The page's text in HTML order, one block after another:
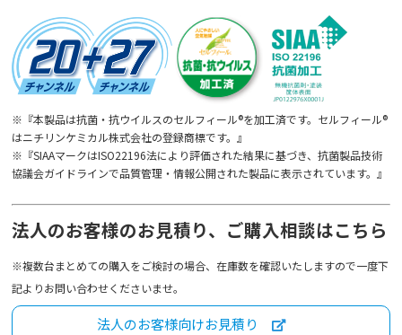
※『本製品は抗菌・抗ウイルスのセルフィール®を加工済です。セルフィール®
はニチリンケミカル株式会社の登録商標です。』
※『SIAAマークはISO22196法により評価された結果に基づき、抗菌製品技術
協議会ガイドラインで品質管理・情報公開された製品に表示されています。』
法人のお客様のお見積り、ご購入相談はこちら
※複数台まとめての購入をご検討の場合、在庫数を確認いたしますので一度下
記よりお問い合わせくださいませ。
法人のお客様向けお見積り